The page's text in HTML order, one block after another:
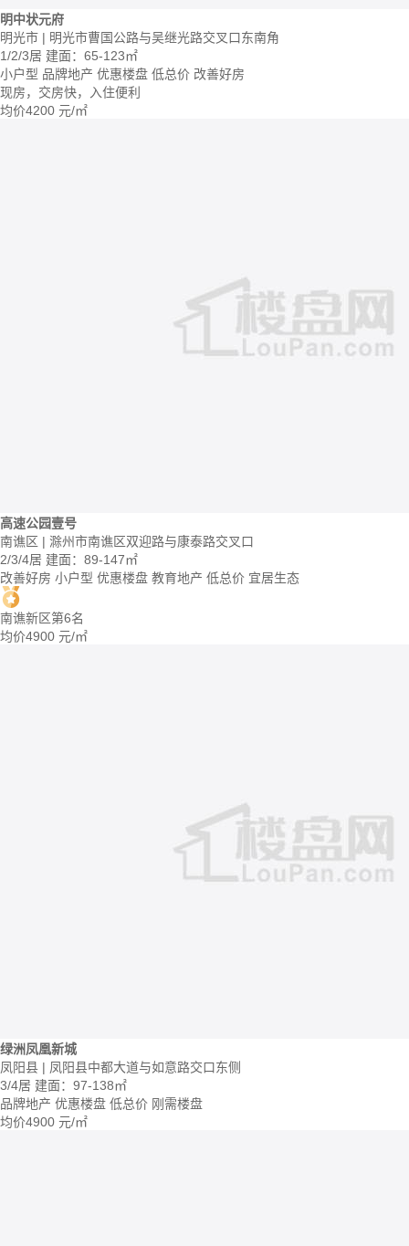
明中状元府
明光市 | 明光市曹国公路与吴继光路交叉口东南角
1/2/3居 建面：65-123㎡
小户型 品牌地产 优惠楼盘 低总价 改善好房
现房，交房快，入住便利
均价4200 元/㎡
高速公园壹号
南谯区 | 滁州市南谯区双迎路与康泰路交叉口
2/3/4居 建面：89-147㎡
改善好房 小户型 优惠楼盘 教育地产 低总价 宜居生态
南谯新区第6名
均价4900 元/㎡
绿洲凤凰新城
凤阳县 | 凤阳县中都大道与如意路交口东侧
3/4居 建面：97-138㎡
品牌地产 优惠楼盘 低总价 刚需楼盘
均价4900 元/㎡